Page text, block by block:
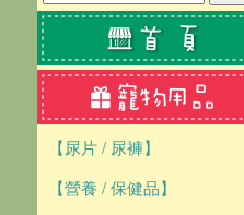
【尿片 / 尿褲】
【營養 / 保健品】